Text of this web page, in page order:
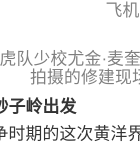
飞
队少校尤金·麦
拍摄的修建现
子岭出发
时期的这次黄洋